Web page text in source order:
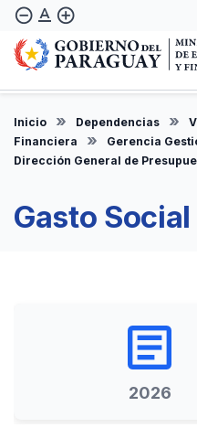
Pasar
contenido
principal
remove_circle_outline text_format add_circle_outline
Inicio Dependencias
Financiera
Gerencia
Dirección General de
Gasto Social
article
2026